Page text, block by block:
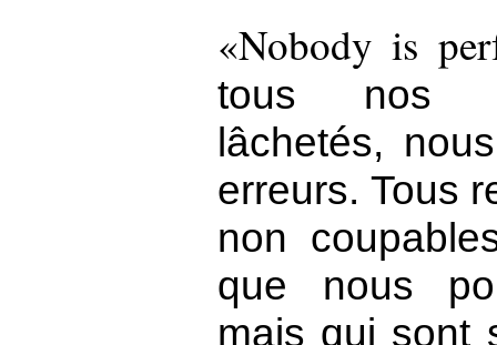
Nobody is
tous nos
lâchetés,
erreurs. Tous
non
que nous
mais qui sont